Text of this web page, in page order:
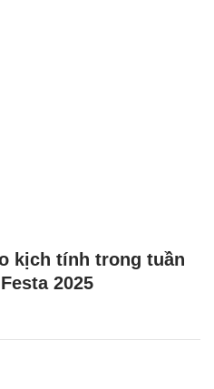
kịch tính trong tuần
2025